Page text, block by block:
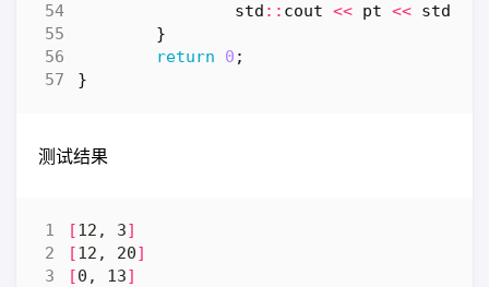
std :: cout << pt << std
}
return
0 ;
}
测试结果
[12, 3]
[12, 20]
[0, 13]